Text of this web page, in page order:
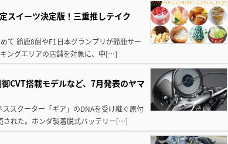
スイーツ決定版！三重推しテイク
て 鈴鹿8耐やF1日本グランプリが鈴鹿サー
ングエリアの店舗を対象に、中[…]
CVT搭載モデルなど、7月発表のヤマ
スクーター「ギア」のDNAを受け継ぐ原付
された。ホンダ製着脱式バッテリー[…]